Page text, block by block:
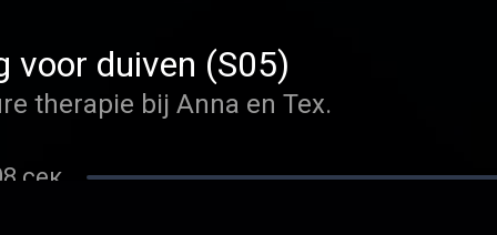
voor duiven (S05)
therapie bij Anna en Tex.
сек.